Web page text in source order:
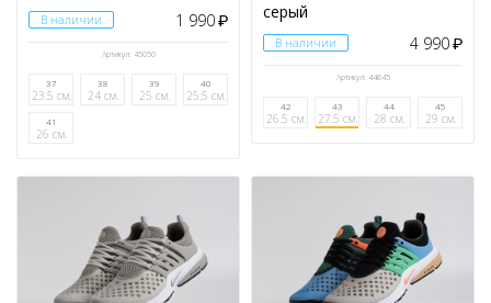
В наличии 1 990₽
Артикул: 45050
37
23.5 см.
38
24 см.
39
25 см.
40
25.5 см.
41
26 см.
серый
В наличии 4 990₽
Артикул: 44645
42
26.5 см.
43
27.5 см.
44
28 см.
45
29 см.